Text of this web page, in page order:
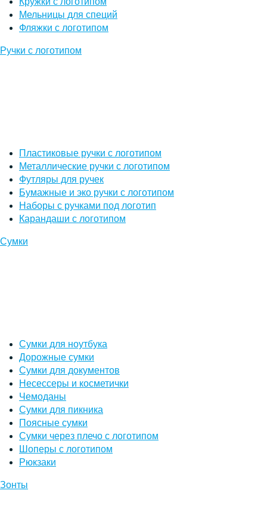
Мельницы для специй
Фляжки с логотипом
Ручки с логотипом
Пластиковые ручки с логотипом
Металлические ручки с логотипом
Футляры для ручек
Бумажные и эко ручки с логотипом
Наборы с ручками под логотип
Карандаши с логотипом
Сумки
Сумки для ноутбука
Дорожные сумки
Сумки для документов
Несессеры и косметички
Чемоданы
Сумки для пикника
Поясные сумки
Сумки через плечо с логотипом
Шоперы с логотипом
Рюкзаки
Зонты